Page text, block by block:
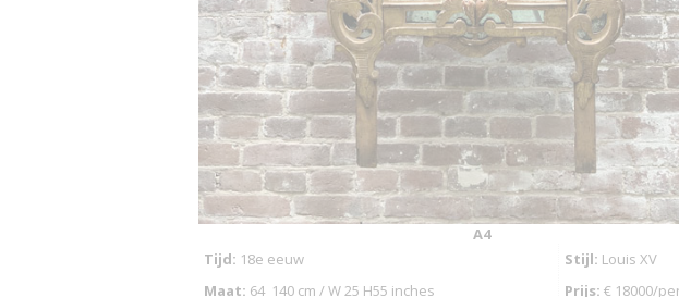
A4
Tijd: 18e eeuw Stijl: Louis XV
Maat: 64_140 cm / W 25 H55 inches Prijs: € 18000/